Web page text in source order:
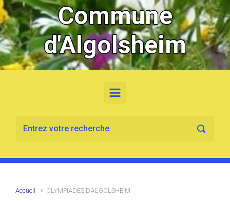
Commune
d'Algolsheim
Accueil OLYMPIADES D’ALGOLSHEIM